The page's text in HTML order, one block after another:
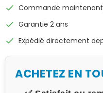
check Commande
check Garantie 2 ans
check Expédié directement
ACHETEZ EN